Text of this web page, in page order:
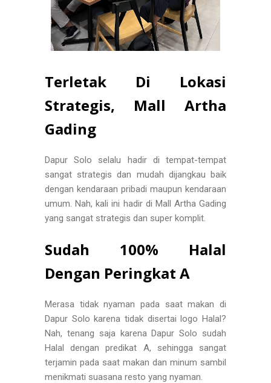
Terletak Di Lokasi
Strategis, Mall Artha
Gading
Dapur Solo selalu hadir di tempat-tempat
sangat strategis dan mudah dijangkau baik
dengan kendaraan pribadi maupun kendaraan
umum. Nah, kali ini hadir di Mall Artha Gading
yang sangat strategis dan super komplit.
Sudah 100% Halal
Dengan Peringkat A
Merasa tidak nyaman pada saat makan di
Dapur Solo karena tidak disertai logo Halal?
Nah, tenang saja karena Dapur Solo sudah
Halal dengan predikat A, sehingga sangat
terjamin pada saat makan dan minum sambil
menikmati suasana resto yang nyaman.